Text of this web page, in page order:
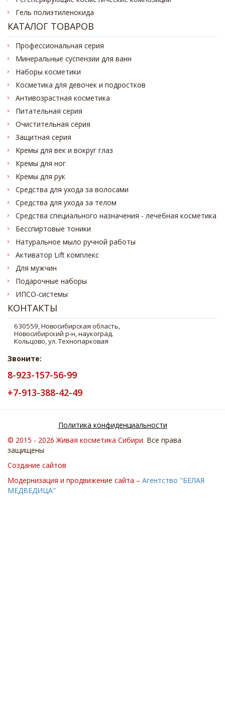
Гель полиэтиленокида
КАТАЛОГ ТОВАРОВ
Профессиональная серия
Минеральные суспензии для ванн
Наборы косметики
Косметика для девочек и подростков
Антивозрастная косметика
Питательная серия
Очистительная серия
Защитная серия
Кремы для век и вокруг глаз
Кремы для ног
Кремы для рук
Средства для ухода за волосами
Средства для ухода за телом
Средства специального назначения - лечебная косметика
Бесспиртовые тоники
Натуральное мыло ручной работы
Активатор Lift комплекс
Для мужчин
Подарочные наборы
ИПСО-системы
КОНТАКТЫ
Звоните:
8-923-157-56-99
+7-913-388-42-49
Политика конфиденциальности
© 2015 - 2026 Живая косметика Cибири. Все права
защищены
Создание сайтов
Модернизация и продвижение сайта – Агентство "БЕЛАЯ
МЕДВЕДИЦА"